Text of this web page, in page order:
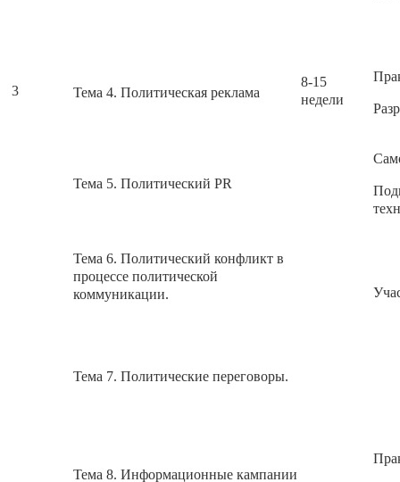
3
8-15
недели
Тема 4. Политическая реклама
Тема 5. Политический PR
Тема 6. Политический конфликт в
процессе политической
коммуникации.
Тема 7. Политические переговоры.
Тема 8. Информационные кампании